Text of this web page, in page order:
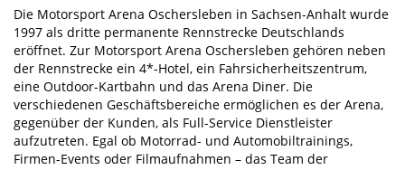
Die Motorsport Arena Oschersleben in Sachsen-Anhalt wurde
1997 als dritte permanente Rennstrecke Deutschlands
eröffnet. Zur Motorsport Arena Oschersleben gehören neben
der Rennstrecke ein 4*-Hotel, ein Fahrsicherheitszentrum,
eine Outdoor-Kartbahn und das Arena Diner. Die
verschiedenen Geschäftsbereiche ermöglichen es der Arena,
gegenüber der Kunden, als Full-Service Dienstleister
aufzutreten. Egal ob Motorrad- und Automobiltrainings,
Firmen-Events oder Filmaufnahmen – das Team der